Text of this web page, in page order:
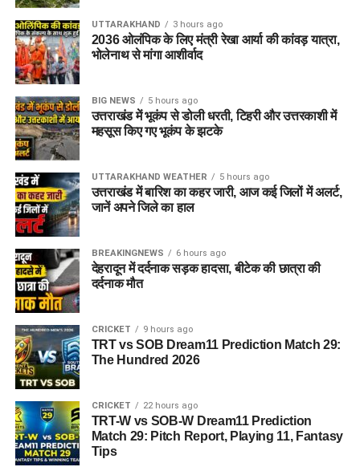
UTTARAKHAND 3 hours ago
2036 ओलंपिक के लिए मंत्री रेखा आर्या की कांवड़ यात्रा,
भोलेनाथ से मांगा आशीर्वाद
BIG NEWS 5 hours ago
उत्तराखंड में भूकंप से डोली धरती, टिहरी और उत्तरकाशी में
महसूस किए गए भूकंप के झटके
UTTARAKHAND WEATHER 5 hours ago
उत्तराखंड में बारिश का कहर जारी, आज कई जिलों में अलर्ट,
जानें अपने जिले का हाल
BREAKINGNEWS 6 hours ago
देहरादून में दर्दनाक सड़क हादसा, बीटेक की छात्रा की
दर्दनाक मौत
CRICKET 9 hours ago
TRT vs SOB Dream11 Prediction Match 29:
The Hundred 2026
CRICKET 22 hours ago
TRT-W vs SOB-W Dream11 Prediction
Match 29: Pitch Report, Playing 11, Fantasy
Tips